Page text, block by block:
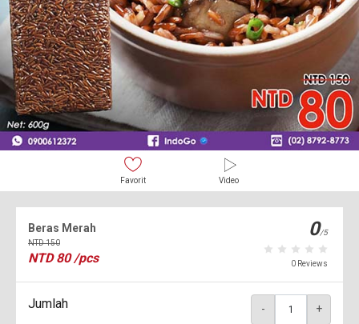
Favorit Video
Beras Merah
NTD150
NTD80 /pcs
0/5
0 Reviews
Jumlah - +